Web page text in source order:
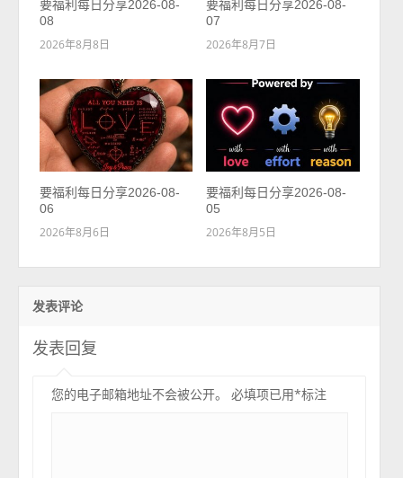
要福利每日分享2026-08-
08
2026年8月8日
要福利每日分享2026-08-
07
2026年8月7日
要福利每日分享2026-08-
06
2026年8月6日
要福利每日分享2026-08-
05
2026年8月5日
发表评论
发表回复
您的电子邮箱地址不会被公开。 必填项已用*标注